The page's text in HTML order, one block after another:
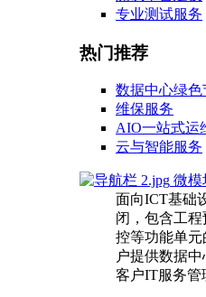
专业测试服务
热门推荐
数据中心绿色
维保服务
AIO一站式运
云与智能服务
微模
面向ICT基础
闭，包含工
控等功能单
户提供数据
客户IT服务管